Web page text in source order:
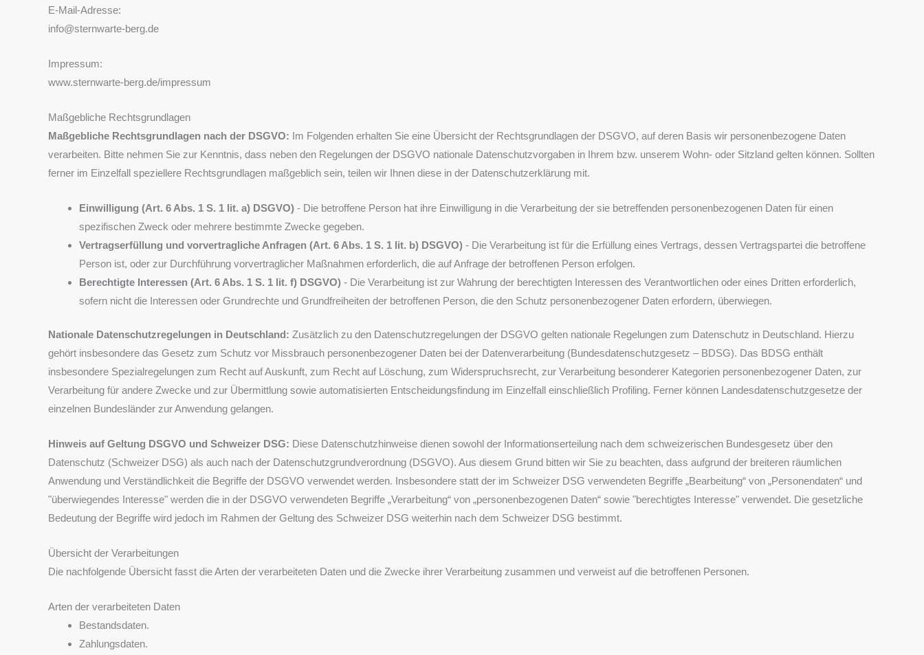
E-Mail-Adresse:
info@sternwarte-berg.de
Impressum:
www.sternwarte-berg.de/impressum
Maßgebliche Rechtsgrundlagen
Maßgebliche Rechtsgrundlagen nach der DSGVO: Im Folgenden erhalten Sie eine Übersicht der Rechtsgrundlagen der DSGVO, auf deren Basis wir personenbezogene Daten
verarbeiten. Bitte nehmen Sie zur Kenntnis, dass neben den Regelungen der DSGVO nationale Datenschutzvorgaben in Ihrem bzw. unserem Wohn- oder Sitzland gelten können. Sollten
ferner im Einzelfall speziellere Rechtsgrundlagen maßgeblich sein, teilen wir Ihnen diese in der Datenschutzerklärung mit.
Einwilligung (Art. 6 Abs. 1 S. 1 lit. a) DSGVO) - Die betroffene Person hat ihre Einwilligung in die Verarbeitung der sie betreffenden personenbezogenen Daten für einen
spezifischen Zweck oder mehrere bestimmte Zwecke gegeben.
Vertragserfüllung und vorvertragliche Anfragen (Art. 6 Abs. 1 S. 1 lit. b) DSGVO) - Die Verarbeitung ist für die Erfüllung eines Vertrags, dessen Vertragspartei die betroffene
Person ist, oder zur Durchführung vorvertraglicher Maßnahmen erforderlich, die auf Anfrage der betroffenen Person erfolgen.
Berechtigte Interessen (Art. 6 Abs. 1 S. 1 lit. f) DSGVO) - Die Verarbeitung ist zur Wahrung der berechtigten Interessen des Verantwortlichen oder eines Dritten erforderlich,
sofern nicht die Interessen oder Grundrechte und Grundfreiheiten der betroffenen Person, die den Schutz personenbezogener Daten erfordern, überwiegen.
Nationale Datenschutzregelungen in Deutschland: Zusätzlich zu den Datenschutzregelungen der DSGVO gelten nationale Regelungen zum Datenschutz in Deutschland. Hierzu
gehört insbesondere das Gesetz zum Schutz vor Missbrauch personenbezogener Daten bei der Datenverarbeitung (Bundesdatenschutzgesetz – BDSG). Das BDSG enthält
insbesondere Spezialregelungen zum Recht auf Auskunft, zum Recht auf Löschung, zum Widerspruchsrecht, zur Verarbeitung besonderer Kategorien personenbezogener Daten, zur
Verarbeitung für andere Zwecke und zur Übermittlung sowie automatisierten Entscheidungsfindung im Einzelfall einschließlich Profiling. Ferner können Landesdatenschutzgesetze der
einzelnen Bundesländer zur Anwendung gelangen.
Hinweis auf Geltung DSGVO und Schweizer DSG: Diese Datenschutzhinweise dienen sowohl der Informationserteilung nach dem schweizerischen Bundesgesetz über den
Datenschutz (Schweizer DSG) als auch nach der Datenschutzgrundverordnung (DSGVO). Aus diesem Grund bitten wir Sie zu beachten, dass aufgrund der breiteren räumlichen
Anwendung und Verständlichkeit die Begriffe der DSGVO verwendet werden. Insbesondere statt der im Schweizer DSG verwendeten Begriffe „Bearbeitung“ von „Personendaten“ und
"überwiegendes Interesse" werden die in der DSGVO verwendeten Begriffe „Verarbeitung“ von „personenbezogenen Daten“ sowie "berechtigtes Interesse" verwendet. Die gesetzliche
Bedeutung der Begriffe wird jedoch im Rahmen der Geltung des Schweizer DSG weiterhin nach dem Schweizer DSG bestimmt.
Übersicht der Verarbeitungen
Die nachfolgende Übersicht fasst die Arten der verarbeiteten Daten und die Zwecke ihrer Verarbeitung zusammen und verweist auf die betroffenen Personen.
Arten der verarbeiteten Daten
Bestandsdaten.
Zahlungsdaten.